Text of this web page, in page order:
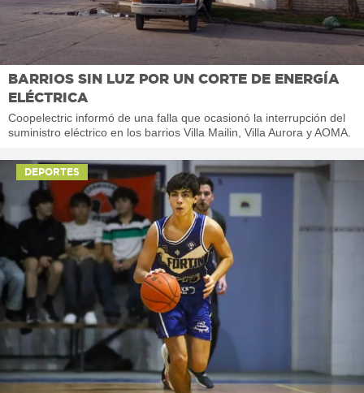
BARRIOS SIN LUZ POR UN CORTE DE ENERGÍA
ELÉCTRICA
Coopelectric informó de una falla que ocasionó la interrupción del
suministro eléctrico en los barrios Villa Mailin, Villa Aurora y AOMA.
DEPORTES